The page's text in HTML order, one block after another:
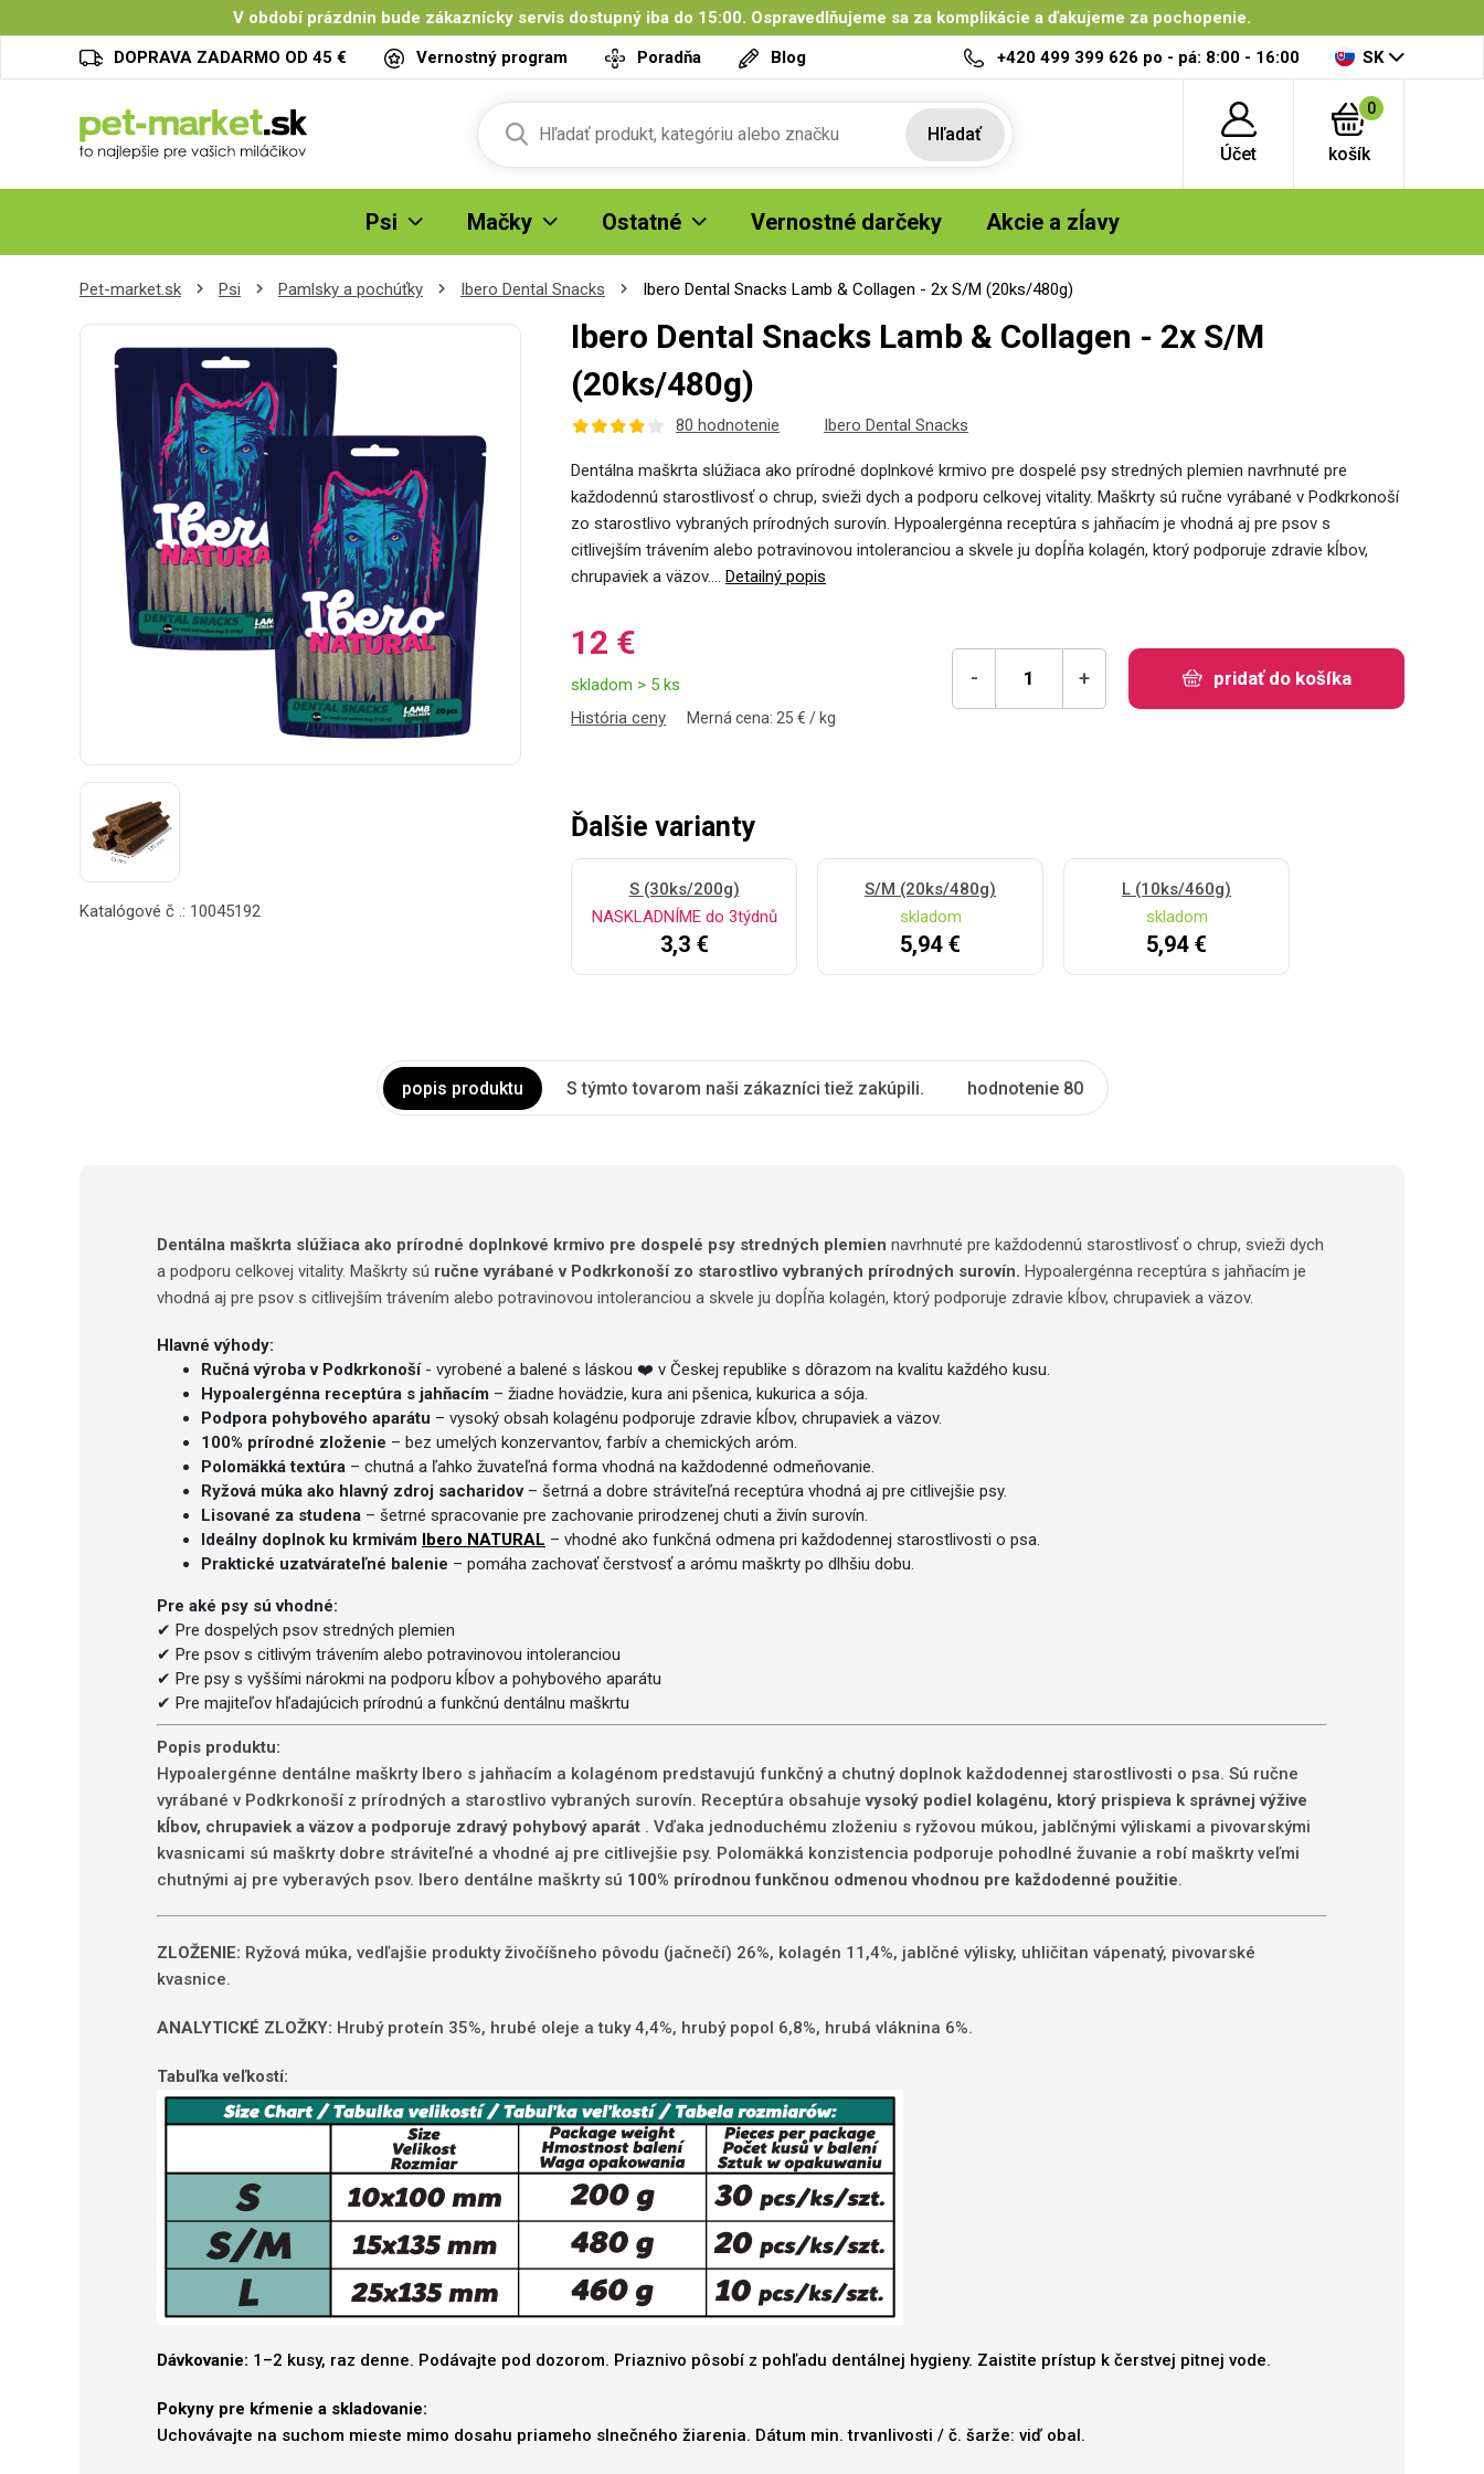
V období prázdnin bude zákaznícky servis dostupný iba do 15:00. Ospravedlňujeme sa za komplikácie a ďakujeme za pochopenie.
DOPRAVA ZADARMO OD 45 €
Vernostný program Poradňa Blog +420 499 399 626 po - pá: 8:00 - 16:00 SK
Hľadať
Účet
0
košík
Psi Mačky Ostatné Vernostné darčeky Akcie a zĺavy
Pet-market.sk Psi Pamlsky a pochúťky Ibero Dental Snacks Ibero Dental Snacks Lamb & Collagen - 2x S/M (20ks/480g)
Ibero Dental Snacks Lamb & Collagen - 2x S/M
(20ks/480g)
Katalógové č .: 10045192
80 hodnotenie Ibero Dental Snacks
Dentálna maškrta slúžiaca ako prírodné doplnkové krmivo pre dospelé psy stredných plemien navrhnuté pre
každodennú starostlivosť o chrup, svieži dych a podporu celkovej vitality. Maškrty sú ručne vyrábané v Podkrkonoší
zo starostlivo vybraných prírodných surovín. Hypoalergénna receptúra s jahňacím je vhodná aj pre psov s
citlivejším trávením alebo potravinovou intoleranciou a skvele ju dopĺňa kolagén, ktorý podporuje zdravie kĺbov,
chrupaviek a väzov.… Detailný popis
12 €
skladom > 5 ks
História ceny
Merná cena: 25 € / kg
- + pridať do košíka
Ďalšie varianty
S (30ks/200g)
NASKLADNÍME do 3týdnů
3,3 €
S/M (20ks/480g)
skladom
5,94 €
L (10ks/460g)
skladom
5,94 €
popis produktu S týmto tovarom naši zákazníci tiež zakúpili. hodnotenie 80
Dentálna maškrta slúžiaca ako prírodné doplnkové krmivo pre dospelé psy stredných plemien navrhnuté pre každodennú starostlivosť o chrup, svieži dych
a podporu celkovej vitality. Maškrty sú ručne vyrábané v Podkrkonoší zo starostlivo vybraných prírodných surovín. Hypoalergénna receptúra s jahňacím je
vhodná aj pre psov s citlivejším trávením alebo potravinovou intoleranciou a skvele ju dopĺňa kolagén, ktorý podporuje zdravie kĺbov, chrupaviek a väzov.
Hlavné výhody:
Ručná výroba v Podkrkonoší- vyrobené a balené s láskou ❤️ v Českej republike s dôrazom na kvalitu každého kusu.
Hypoalergénna receptúra s jahňacím – žiadne hovädzie, kura ani pšenica, kukurica a sója.
Podpora pohybového aparátu – vysoký obsah kolagénu podporuje zdravie kĺbov, chrupaviek a väzov.
100% prírodné zloženie – bez umelých konzervantov, farbív a chemických aróm.
Polomäkká textúra – chutná a ľahko žuvateľná forma vhodná na každodenné odmeňovanie.
Ryžová múka ako hlavný zdroj sacharidov– šetrná a dobre stráviteľná receptúra vhodná aj pre citlivejšie psy.
Lisované za studena – šetrné spracovanie pre zachovanie prirodzenej chuti a živín surovín.
Ideálny doplnok ku krmivám Ibero NATURAL – vhodné ako funkčná odmena pri každodennej starostlivosti o psa.
Praktické uzatvárateľné balenie – pomáha zachovať čerstvosť a arómu maškrty po dlhšiu dobu.
Pre aké psy sú vhodné:
✔ Pre dospelých psov stredných plemien
✔ Pre psov s citlivým trávením alebo potravinovou intoleranciou
✔ Pre psy s vyššími nárokmi na podporu kĺbov a pohybového aparátu
✔ Pre majiteľov hľadajúcich prírodnú a funkčnú dentálnu maškrtu
Popis produktu:
Hypoalergénne dentálne maškrty Ibero s jahňacím a kolagénom predstavujú funkčný a chutný doplnok každodennej starostlivosti o psa. Sú ručne
vyrábané v Podkrkonoší z prírodných a starostlivo vybraných surovín. Receptúra obsahujevysoký podiel kolagénu, ktorý prispieva k správnej výžive
kĺbov, chrupaviek a väzov a podporuje zdravý pohybový aparát . Vďaka jednoduchému zloženiu s ryžovou múkou, jablčnými výliskami a pivovarskými
kvasnicami sú maškrty dobre stráviteľné a vhodné aj pre citlivejšie psy. Polomäkká konzistencia podporuje pohodlné žuvanie a robí maškrty veľmi
chutnými aj pre vyberavých psov. Ibero dentálne maškrty sú 100% prírodnou funkčnou odmenou vhodnou pre každodenné použitie.
ZLOŽENIE: Ryžová múka, vedľajšie produkty živočíšneho pôvodu (jačnečí) 26%, kolagén 11,4%, jablčné výlisky, uhličitan vápenatý, pivovarské
kvasnice.
ANALYTICKÉ ZLOŽKY: Hrubý proteín 35%, hrubé oleje a tuky 4,4%, hrubý popol 6,8%, hrubá vláknina 6%.
Tabuľka veľkostí:
Dávkovanie: 1–2 kusy, raz denne. Podávajte pod dozorom. Priaznivo pôsobí z pohľadu dentálnej hygieny. Zaistite prístup k čerstvej pitnej vode.
Pokyny pre kŕmenie a skladovanie:
Uchovávajte na suchom mieste mimo dosahu priameho slnečného žiarenia. Dátum min. trvanlivosti / č. šarže: viď obal.